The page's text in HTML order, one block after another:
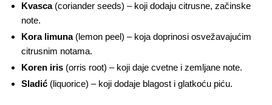
Kvasca(coriander seeds) – koji dodaju citrusne, začinske
note.
Kora limuna(lemon peel) – koja doprinosi osvežavajućim
citrusnim notama.
Koren iris (orris root) – koji daje cvetne i zemljane note.
Sladić (liquorice) – koji dodaje blagost i glatkoću piću.